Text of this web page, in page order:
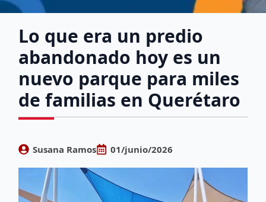
Lo que era un predio
abandonado hoy es un
nuevo parque para miles
de familias en Querétaro
Susana Ramos 01/junio/2026